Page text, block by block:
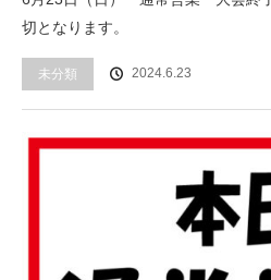
切となります。
未分類 2024.6.23